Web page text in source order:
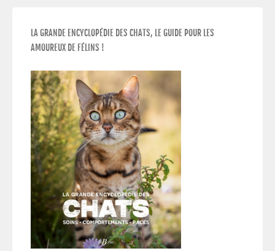
LA GRANDE ENCYCLOPÉDIE DES CHATS, LE GUIDE POUR LES
AMOUREUX DE FÉLINS !